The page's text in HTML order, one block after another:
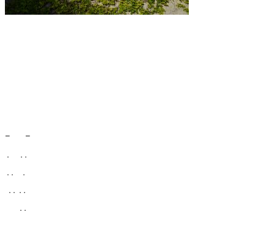
– –
. . .
. . .
. . . .
. .